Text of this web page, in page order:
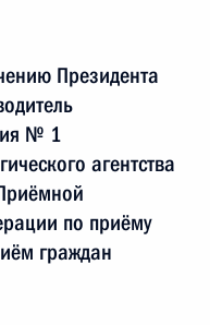
Президента
№ 1
агентства
по приёму
граждан